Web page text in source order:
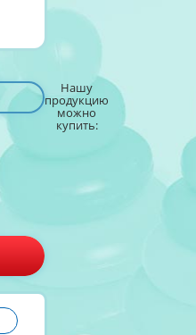
Нашу
продукцию
можно
купить: